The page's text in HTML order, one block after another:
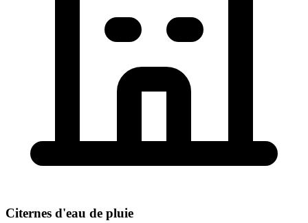
Citernes d'eau de pluie